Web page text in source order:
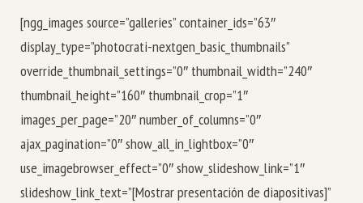
[ngg_images source=”galleries” container_ids=”63″
display_type=”photocrati-nextgen_basic_thumbnails”
override_thumbnail_settings=”0″ thumbnail_width=”240″
thumbnail_height=”160″ thumbnail_crop=”1″
images_per_page=”20″ number_of_columns=”0″
ajax_pagination=”0″ show_all_in_lightbox=”0″
use_imagebrowser_effect=”0″ show_slideshow_link=”1″
slideshow_link_text=”[Mostrar presentación de diapositivas]”